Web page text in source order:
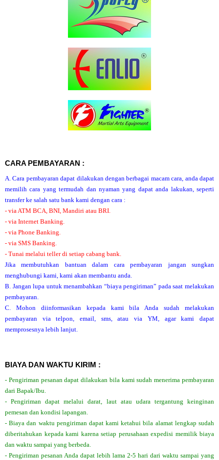
CARA PEMBAYARAN :
A. Cara pembayaran dapat dilakukan dengan berbagai macam cara, anda dapat
memilih cara yang termudah dan nyaman yang dapat anda lakukan, seperti
transfer ke salah satu bank kami dengan cara :
- via ATM BCA, BNI, Mandiri atau BRI.
- via Internet Banking.
- via Phone Banking.
- via SMS Banking.
- Tunai melalui teller di setiap cabang bank.
Jika membutuhkan bantuan dalam cara pembayaran jangan sungkan
menghubungi kami, kami akan membantu anda.
B. Jangan lupa untuk menambahkan “biaya pengiriman” pada saat melakukan
pembayaran.
C. Mohon diinformasikan kepada kami bila Anda sudah melakukan
pembayaran via telpon, email, sms, atau via YM, agar kami dapat
memprosesnya lebih lanjut.
BIAYA DAN WAKTU KIRIM :
- Pengiriman pesanan dapat dilakukan bila kami sudah menerima pembayaran
dari Bapak/Ibu.
- Pengiriman dapat melalui darat, laut atau udara tergantung keinginan
pemesan dan kondisi lapangan.
- Biaya dan waktu pengiriman dapat kami ketahui bila alamat lengkap sudah
diberitahukan kepada kami karena setiap perusahaan expedisi memilik biaya
dan waktu sampai yang berbeda.
- Pengiriman pesanan Anda dapat lebih lama 2-5 hari dari waktu sampai yang